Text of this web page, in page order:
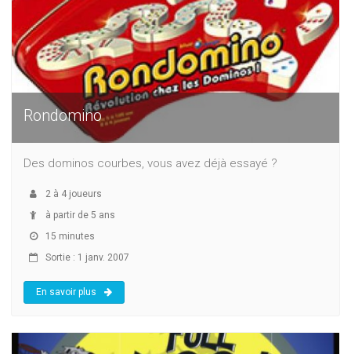
Rondomino
Des dominos courbes, vous avez déjà essayé ?
2 à 4 joueurs
à partir de 5 ans
15 minutes
Sortie : 1 janv. 2007
En savoir plus